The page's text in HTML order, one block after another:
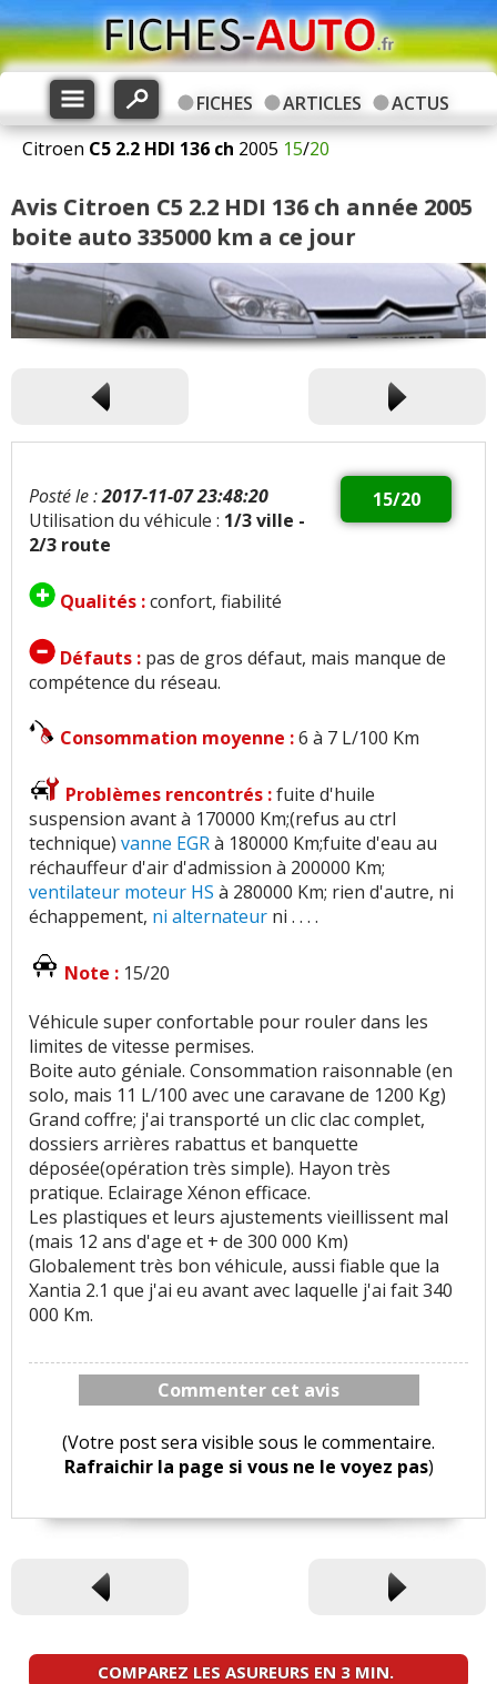
FICHES ARTICLES
ACTUS
Citroen C5 2.2 HDI 136 ch 2005 15/20
Avis Citroen C5 2.2 HDI 136 ch année 2005
boite auto 335000 km a ce jour
15/20
Posté le :2017-11-07 23:48:20
Utilisation du véhicule : 1/3 ville -
2/3 route
Qualités :confort, fiabilité
Défauts : pas de gros défaut, mais manque de
compétence du réseau.
Consommation moyenne :6 à 7 L/100 Km
Problèmes rencontrés :fuite d'huile
suspension avant à 170000 Km;(refus au ctrl
technique) vanne EGRà 180000 Km;fuite d'eau au
réchauffeur d'air d'admission à 200000 Km;
ventilateur moteur HS à 280000 Km; rien d'autre, ni
échappement, ni alternateur ni . . . .
Note : 15/20
Véhicule super confortable pour rouler dans les
limites de vitesse permises.
Boite auto géniale. Consommation raisonnable (en
solo, mais 11 L/100 avec une caravane de 1200 Kg)
Grand coffre; j'ai transporté un clic clac complet,
dossiers arrières rabattus et banquette
déposée(opération très simple). Hayon très
pratique. Eclairage Xénon efficace.
Les plastiques et leurs ajustements vieillissent mal
(mais 12 ans d'age et + de 300 000 Km)
Globalement très bon véhicule, aussi fiable que la
Xantia 2.1 que j'ai eu avant avec laquelle j'ai fait 340
000 Km.
Commenter cet avis
(Votre post sera visible sous le commentaire.
Rafraichir la page si vous ne le voyez pas)
COMPAREZ LES ASUREURS EN 3 MIN.